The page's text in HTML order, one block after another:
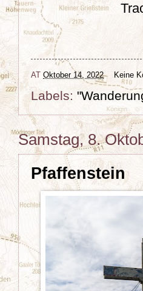
AT Oktober 14, 2022 Keine
Labels:
Samstag, 8.
Pfaffenstein